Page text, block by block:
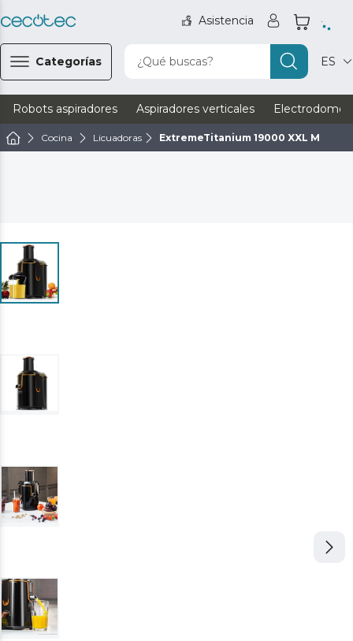
Asistencia
Categorías ¿Qué buscas? ES
Robots aspiradores Aspiradores verticales
Cocina Licuadoras ExtremeTitanium 19000 XXL M